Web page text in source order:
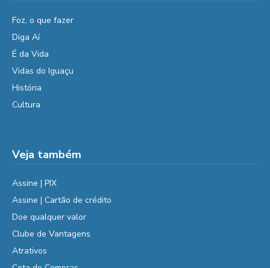
Foz, o que fazer
Diga Aí
É da Vida
Vidas do Iguaçu
História
Cultura
Veja também
Assine | PIX
Assine | Cartão de crédito
Doe qualquer valor
Clube de Vantagens
Atrativos